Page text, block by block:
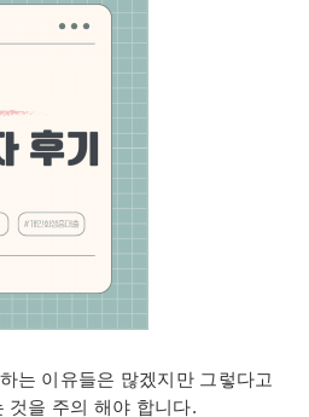
는 이유들은 많겠지만 그렇다고
것을 주의 해야 합니다.